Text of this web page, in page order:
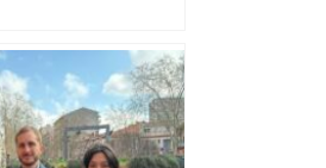
énorme panique
toulousain : des
ligne en
d’être détourné